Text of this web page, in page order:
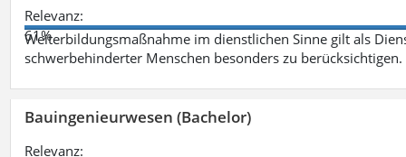
Relevanz:
61%
Weiterbildungsmaßnahme im dienstlichen Sinne gilt als
schwerbehinderter Menschen besonders zu berücksichtigen.
Bauingenieurwesen (Bachelor)
Relevanz: